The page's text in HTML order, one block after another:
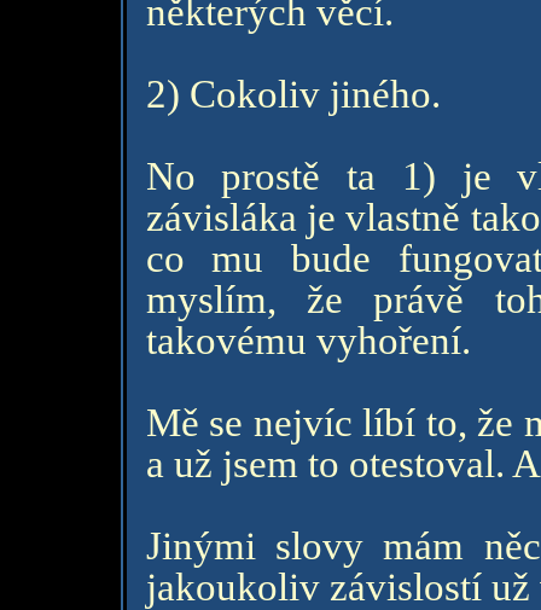
některých věcí.
2) Cokoliv jiného.
No prostě ta 1) je
závisláka je vlastně
co mu bude
myslím, že právě
takovému vyhoření.
Mě se nejvíc líbí to, že
a už jsem to otestoval.
Jinými slovy mám
jakoukoliv závislostí už